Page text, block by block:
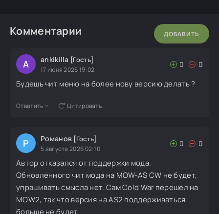
Комментарии ДОБАВИТЬ
A ankikilla [Гость]
17 июня 2026 19:02
0 0
Будешь чит меню на более нову версию делать ?
Ответить Цитировать
Р Романов [Гость]
5 августа 2026 02:10
0 0
Автор отказался от поддержки мода.
Обновленного чит мода на MOW-AS CW не будет,
упрашивать смысла нет. Сам Cold War перешел на
MOW2, так что версия на AS2 поддерживаться
больше не будет.